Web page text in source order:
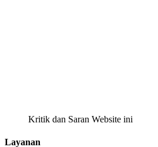
Kritik dan Saran Website ini
Layanan